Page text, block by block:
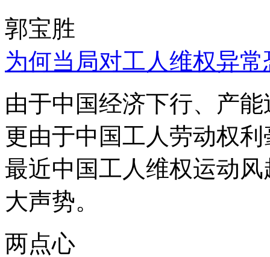
郭宝胜
为何当局对工人维权异
由于中国经济下行、产
更由于中国工人劳动权
最近中国工人维权运动
大声势。
两点心